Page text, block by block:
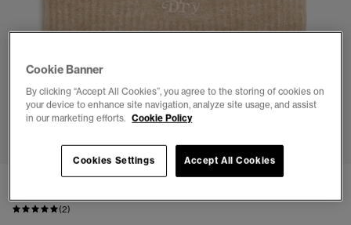
1 2
(2)
Cookie Banner
By clicking “Accept All Cookies”, you agree to the storing of cookies on
your device to enhance site navigation, analyze site usage, and assist
in our marketing efforts. Cookie Policy
Accept All Cookies
Cookies Settings